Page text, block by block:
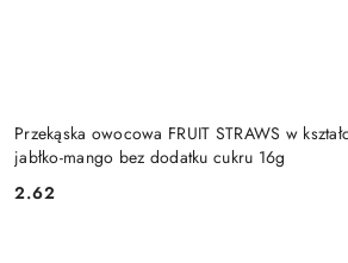
Przekąska owocowa FRUIT STRAWS w
jabłko-mango bez dodatku cukru 16g
Cena:
2.62